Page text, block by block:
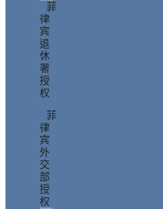
菲
律
宾
退
休
署
授
权
菲
律
宾
外
交
部
授
权